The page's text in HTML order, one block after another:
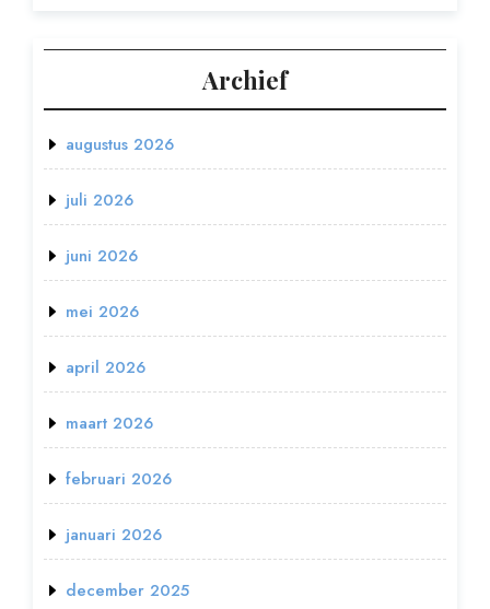
Archief
augustus 2026
juli 2026
juni 2026
mei 2026
april 2026
maart 2026
februari 2026
januari 2026
december 2025